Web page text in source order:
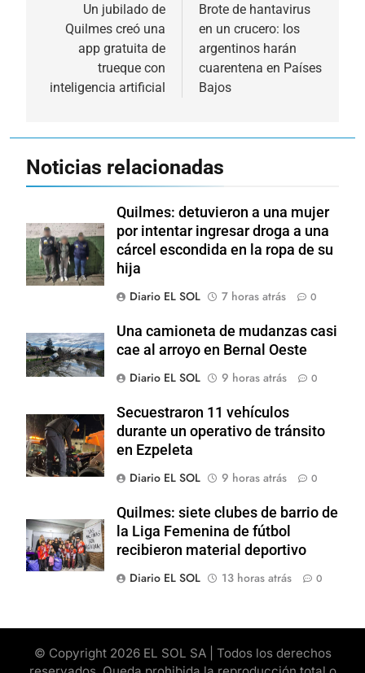
entradas
Un jubilado de
Quilmes creó una
app gratuita de
trueque con
inteligencia artificial
Brote de hantavirus
en un crucero: los
argentinos harán
cuarentena en Países
Bajos
Noticias relacionadas
Quilmes: detuvieron a una mujer
por intentar ingresar droga a una
cárcel escondida en la ropa de su
hija
Diario EL SOL
7 horas atrás 0
Una camioneta de mudanzas casi
cae al arroyo en Bernal Oeste
Diario EL SOL
9 horas atrás 0
Secuestraron 11 vehículos
durante un operativo de tránsito
en Ezpeleta
Diario EL SOL
9 horas atrás 0
Quilmes: siete clubes de barrio de
la Liga Femenina de fútbol
recibieron material deportivo
Diario EL SOL
13 horas atrás 0
© Copyright 2026 EL SOL SA | Todos los derechos